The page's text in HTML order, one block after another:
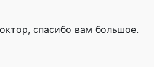
спасибо вам большое.